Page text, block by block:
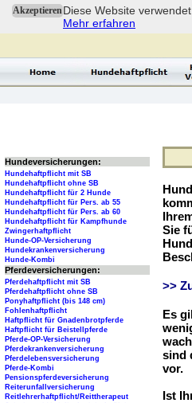
AkzeptierenDiese Website
Mehr erfahren
Sie
>>
Es
sind
vor.
Ist
Hundeversicherungen:
Hundehaftpflicht mit SB
Hundehaftpflicht ohne SB
Hundehaftpflicht für 2 Hunde
Hundehaftpflicht für Pers. ab 55
Hundehaftpflicht für Pers. ab 60
Hundehaftpflicht für Kampfhunde
Zwingerhaftpflicht
Hunde-OP-Versicherung
Hundekrankenversicherung
Hunde-Kombi
Pferdeversicherungen:
Pferdehaftpflicht mit SB
Pferdehaftpflicht ohne SB
Ponyhaftpflicht (bis 148 cm)
Fohlenhaftpflicht
Haftpflicht für Gnadenbrotpferde
Haftpflicht für Beistellpferde
Pferde-OP-Versicherung
Pferdekrankenversicherung
Pferdelebensversicherung
Pferde-Kombi
Pensionspferdeversicherung
Reiterunfallversicherung
Reitlehrerhaftpflicht/Reittherapeut